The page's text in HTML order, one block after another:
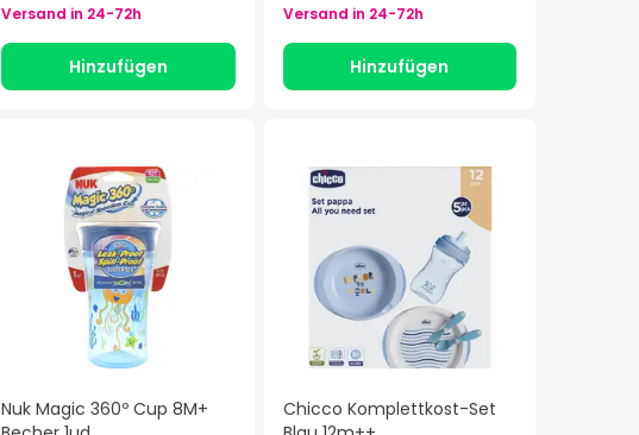
Versand in 24-72h
Hinzufügen
Versand in 24-72h
Hinzufügen
Nuk Magic 360º Cup 8M+
Chicco Komplettkost-Set